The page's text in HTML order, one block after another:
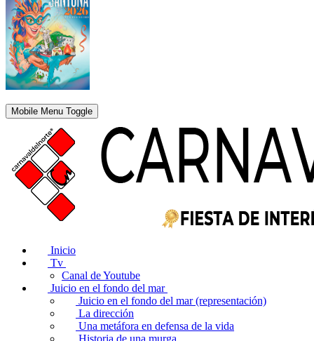
Mobile Menu Toggle
Inicio
Tv
Canal de Youtube
Juicio en el fondo del mar
Juicio en el fondo del mar (representación)
La dirección
Una metáfora en defensa de la vida
Historia de una murga